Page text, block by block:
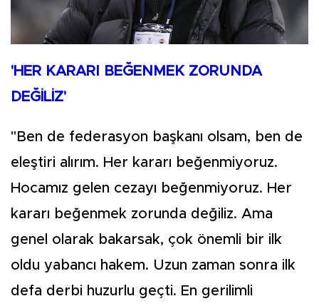
'HER KARARI BEĞENMEK ZORUNDA
DEĞİLİZ'
"Ben de federasyon başkanı olsam, ben de
eleştiri alırım. Her kararı beğenmiyoruz.
Hocamız gelen cezayı beğenmiyoruz. Her
kararı beğenmek zorunda değiliz. Ama
genel olarak bakarsak, çok önemli bir ilk
oldu yabancı hakem. Uzun zaman sonra ilk
defa derbi huzurlu geçti. En gerilimli